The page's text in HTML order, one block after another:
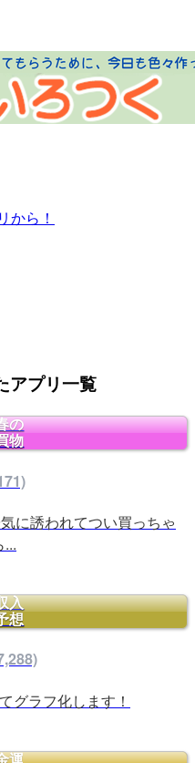
から！
アプリ一覧
の
物
に誘われてつい買っちゃ
...
入
想
グラフ化します！
運